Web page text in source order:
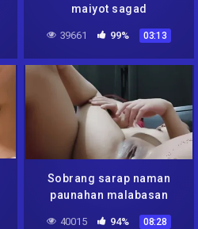
maiyot sagad
39661 99% 03:13
Sobrang sarap naman
paunahan malabasan
40015 94% 08:28